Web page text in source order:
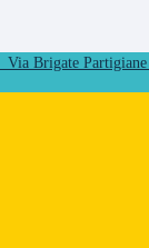
Via Brigate